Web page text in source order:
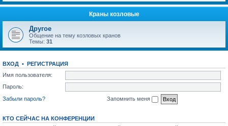
Краны козловые
Другое
Общение на тему козловых кранов
Темы: 31
ВХОД • РЕГИСТРАЦИЯ
Имя пользователя:
Пароль:
Забыли пароль?
Запомнить меня
КТО СЕЙЧАС НА КОНФЕРЕНЦИИ